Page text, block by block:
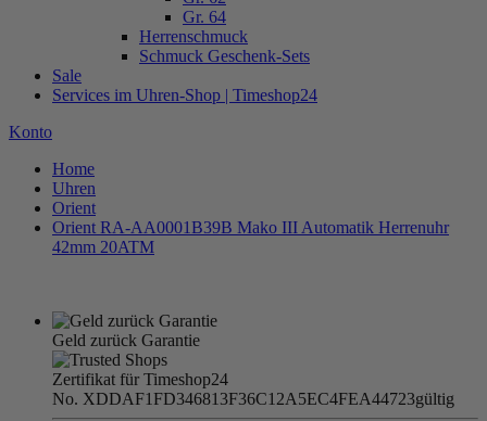
Gr. 64
Herrenschmuck
Schmuck Geschenk-Sets
Sale
Services im Uhren-Shop | Timeshop24
Konto
Home
Uhren
Orient
Orient RA-AA0001B39B Mako III Automatik Herrenuhr
42mm 20ATM
Geld zurück Garantie
Zertifikat für Timeshop24
No. XDDAF1FD346813F36C12A5EC4FEA44723gültig